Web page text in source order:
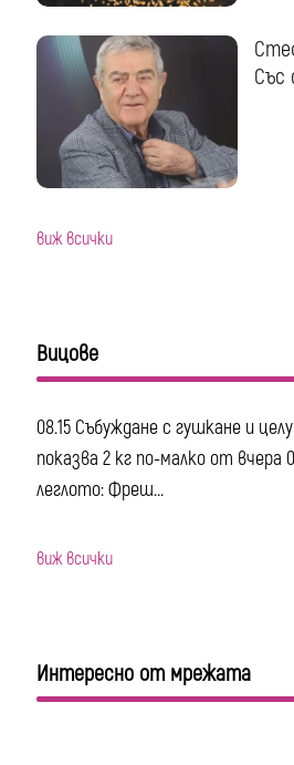
Със
виж всички
Вицове
08.15 Събуждане с гушкане и
показва 2 кг по-малко от вчера
леглото: Фреш...
виж всички
Интересно от мрежата